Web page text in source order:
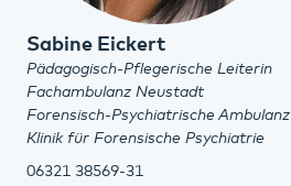
Sabine Eickert
Pädagogisch-Pflegerische Leiterin
Fachambulanz Neustadt
Forensisch-Psychiatrische Ambulanz
Klinik für Forensische Psychiatrie
06321 38569-31